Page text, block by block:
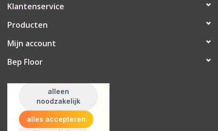
Klantenservice
Producten
Mijn account
Bep Floor